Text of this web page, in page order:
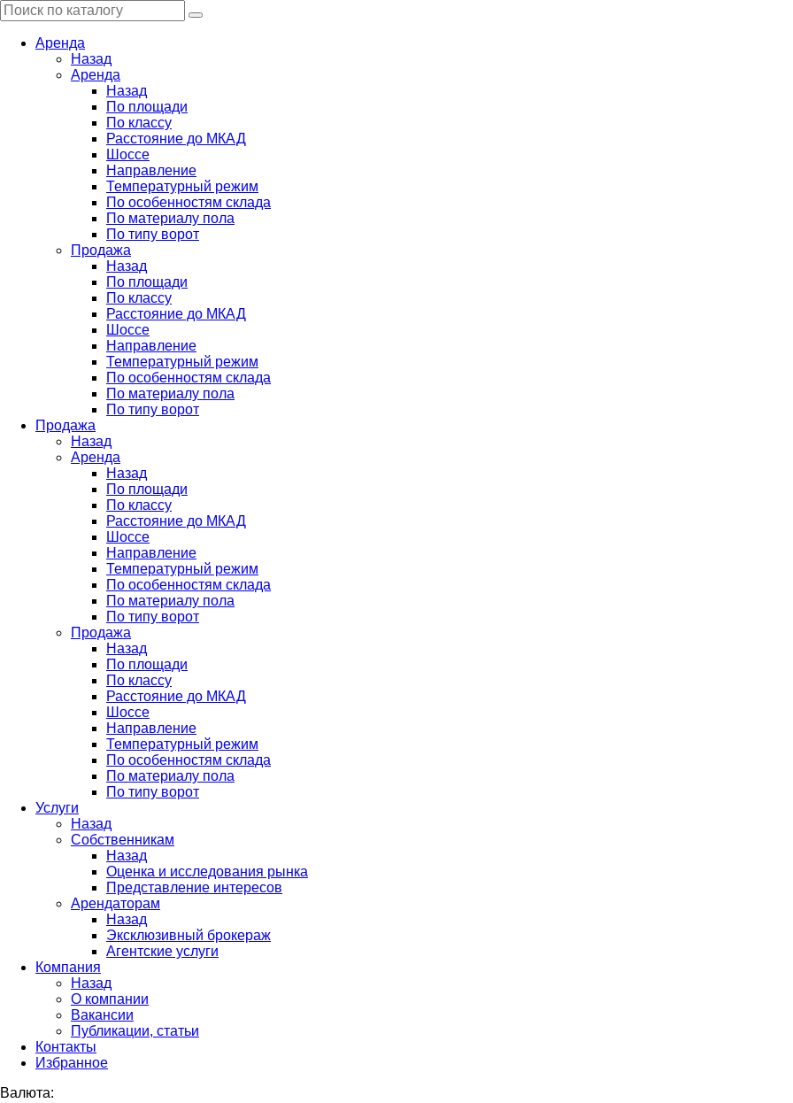
Аренда
Назад
Аренда
Назад
По площади
По классу
Расстояние до МКАД
Шоссе
Направление
Температурный режим
По особенностям склада
По материалу пола
По типу ворот
Продажа
Назад
По площади
По классу
Расстояние до МКАД
Шоссе
Направление
Температурный режим
По особенностям склада
По материалу пола
По типу ворот
Продажа
Назад
Аренда
Назад
По площади
По классу
Расстояние до МКАД
Шоссе
Направление
Температурный режим
По особенностям склада
По материалу пола
По типу ворот
Продажа
Назад
По площади
По классу
Расстояние до МКАД
Шоссе
Направление
Температурный режим
По особенностям склада
По материалу пола
По типу ворот
Услуги
Назад
Собственникам
Назад
Оценка и исследования рынка
Представление интересов
Арендаторам
Назад
Эксклюзивный брокераж
Агентские услуги
Компания
Назад
О компании
Вакансии
Публикации, статьи
Контакты
Избранное
Валюта: